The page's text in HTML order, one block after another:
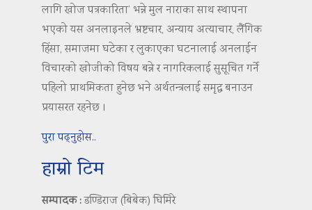
लागि खोज पत्रकारिता’ भन्ने मुल नाराका साथ स्थापना
भएको यस अनलाइनले भ्रष्टचार, अन्याय अत्याचार, लैंगिक
हिंसा, समाजमा घटेका र लुकाएका घटनालाई अनलाईन
विचारको खोजीको विषय बन्ने र नागरिकलाई सुसूचित गर्ने
पहिलो प्राथमिकता हुनेछ भने अर्थतन्त्रलाई समृद्ध बनाउन
प्रयासरत रहनेछ ।
पुरा पढ्नुहोस..
हाम्रो टिम
सम्पादक :डण्डिराज (बिबेक) घिमिरे